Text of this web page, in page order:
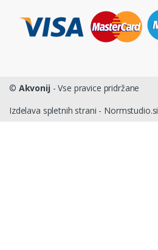
© Akvonij- Vse pravice pridržane
Izdelava spletnih strani - Normstudio.si